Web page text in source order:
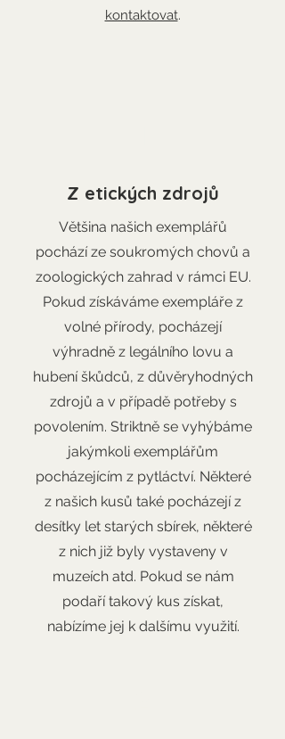
kontaktovat.
Z etických zdrojů
Většina našich exemplářů
pochází ze soukromých chovů a
zoologických zahrad v rámci EU.
Pokud získáváme exempláře z
volné přírody, pocházejí
výhradně z legálního lovu a
hubení škůdců, z důvěryhodných
zdrojů a v případě potřeby s
povolením. Striktně se vyhýbáme
jakýmkoli exemplářům
pocházejícím z pytláctví. Některé
z našich kusů také pocházejí z
desítky let starých sbírek, některé
z nich již byly vystaveny v
muzeích atd. Pokud se nám
podaří takový kus získat,
nabízíme jej k dalšímu využití.